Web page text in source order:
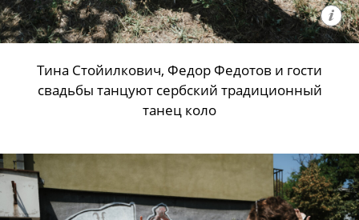
Тина Стойилкович, Федор Федотов и гости
свадьбы танцуют сербский традиционный
танец коло